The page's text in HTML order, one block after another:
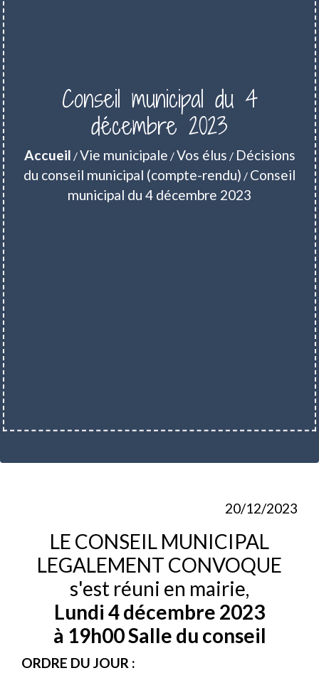
Conseil municipal du 4
décembre 2023
Accueil /Vie municipale /Vos élus / Décisions
du conseil municipal (compte-rendu) / Conseil
municipal du 4 décembre 2023
20/12/2023
LE CONSEIL MUNICIPAL
LEGALEMENT CONVOQUE
s'est réuni en mairie,
Lundi 4 décembre 2023
à 19h00 Salle du conseil
ORDRE DU JOUR :